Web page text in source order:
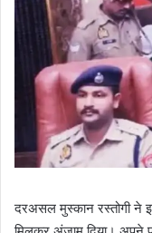
दरअसल मुस्कान रस्तोगी ने